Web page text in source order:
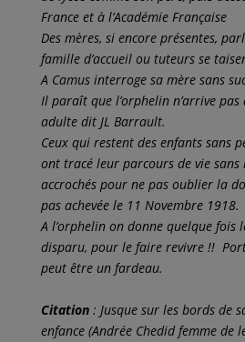
France et à l’Académie Française
Des mères, si encore présentes,
famille d’accueil ou tuteurs se
A Camus interroge sa mère sans
Il paraît que l’orphelin n’arrive
adulte dit JL Barrault.
Ceux qui restent des enfants sans
ont tracé leur parcours de vie sans
accrochés pour ne pas oublier la
pas achevée le 11 Novembre 1918.
A l’orphelin on donne quelque fois
disparu, pour le faire revivre !!
peut être un fardeau.
Citation : Jusque sur les bords de
enfance (Andrée Chedid femme de